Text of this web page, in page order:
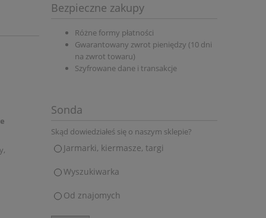
Bezpieczne zakupy
Różne formy płatności
Gwarantowany zwrot pieniędzy (10 dni
na zwrot towaru)
Szyfrowane dane i transakcje
Sonda
Skąd dowiedziałeś się o naszym sklepie?
Jarmarki, kiermasze, targi
Wyszukiwarka
Od znajomych